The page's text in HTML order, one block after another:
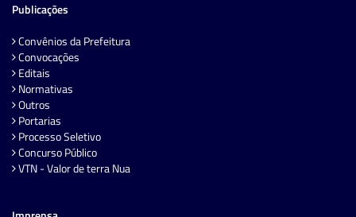
Publicações
Convênios da Prefeitura
Convocações
Editais
Normativas
Outros
Portarias
Processo Seletivo
Concurso Público
VTN - Valor de terra Nua